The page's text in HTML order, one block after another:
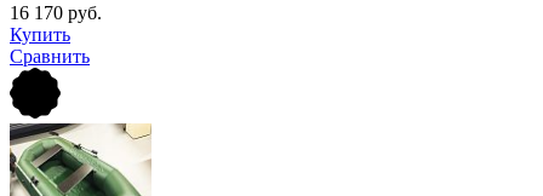
16 170 руб.
Купить
Сравнить